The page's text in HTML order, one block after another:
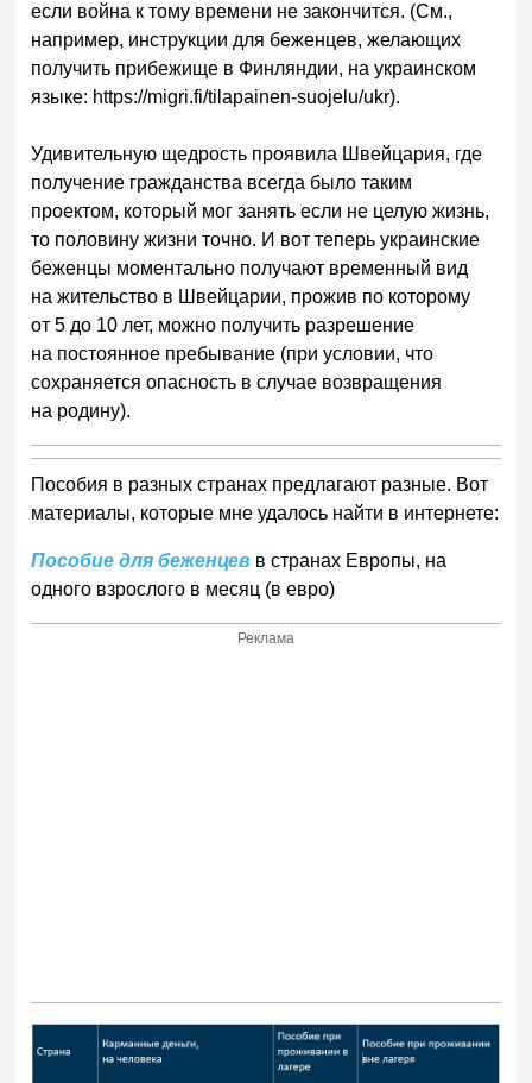
если война к тому времени не закончится. (См.,
например, инструкции для беженцев, желающих
получить прибежище в Финляндии, на украинском
языке: https://migri.fi/tilapainen-suojelu/ukr).
Удивительную щедрость проявила Швейцария, где
получение гражданства всегда было таким
проектом, который мог занять если не целую жизнь,
то половину жизни точно. И вот теперь украинские
беженцы моментально получают временный вид
на жительство в Швейцарии, прожив по которому
от 5 до 10 лет, можно получить разрешение
на постоянное пребывание (при условии, что
сохраняется опасность в случае возвращения
на родину).
Пособия в разных странах предлагают разные. Вот
материалы, которые мне удалось найти в интернете:
Пособие для беженцев в странах Европы, на
одного взрослого в месяц (в евро)
Реклама